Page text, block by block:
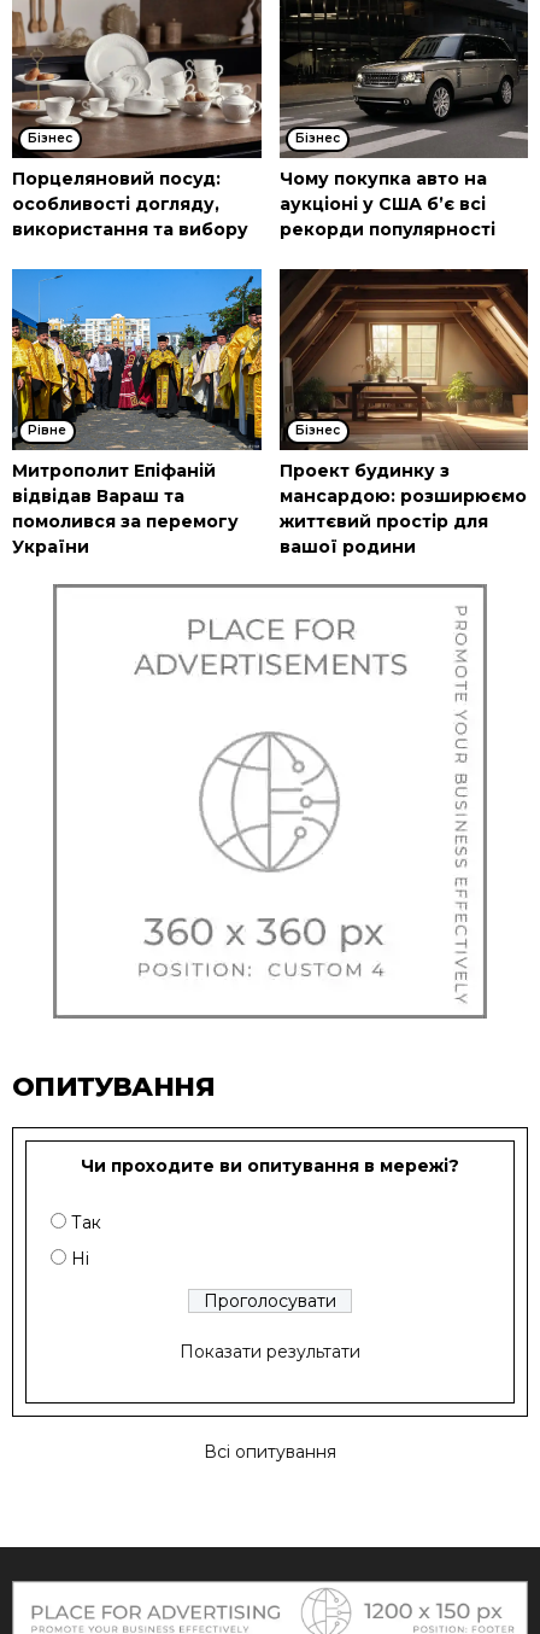
Бізнес
Порцеляновий посуд:
особливості догляду,
використання та вибору
Бізнес
Чому покупка авто на
аукціоні у США б’є всі
рекорди популярності
Рівне
Митрополит Епіфаній
відвідав Вараш та
помолився за перемогу
України
Бізнес
Проект будинку з
мансардою: розширюємо
життєвий простір для
вашої родини
ОПИТУВАННЯ
Чи проходите ви опитування в мережі?
Так
Ні
Показати результати
Всі опитування